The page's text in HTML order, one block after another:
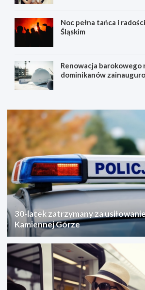
Noc pełna tańca i
Śląskim
Renowacja
dominikanów
30-latek zatrzymany za
Kamiennej Górze